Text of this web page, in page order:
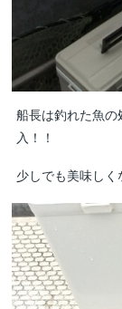
船長は釣れた魚
入！！
少しでも美味しく